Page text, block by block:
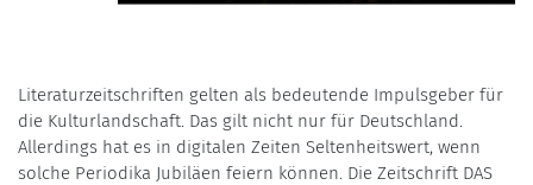
Literaturzeitschriften gelten als bedeutende Impulsgeber für
die Kulturlandschaft. Das gilt nicht nur für Deutschland.
Allerdings hat es in digitalen Zeiten Seltenheitswert, wenn
solche Periodika Jubiläen feiern können. Die Zeitschrift DAS